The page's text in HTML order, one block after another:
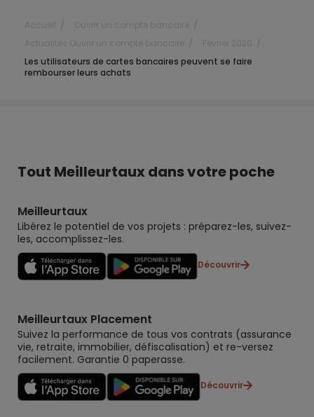
Les utilisateurs de cartes bancaires peuvent se faire
rembourser leurs achats
Tout Meilleurtaux dans votre poche
Meilleurtaux
Libérez le potentiel de vos projets : préparez-les, suivez-
les, accomplissez-les.
Découvrir
Meilleurtaux Placement
Suivez la performance de tous vos contrats (assurance
vie, retraite, immobilier, défiscalisation) et re-versez
facilement. Garantie 0 paperasse.
Découvrir